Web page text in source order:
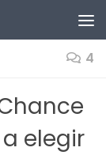
4
elegir